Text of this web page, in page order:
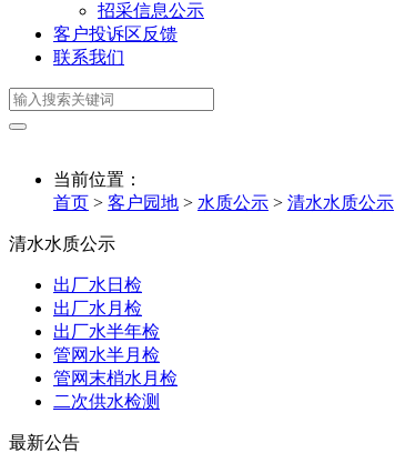
招采信息公示
客户投诉区反馈
联系我们
当前位置：
首页 > 客户园地 > 水质公示 > 清水水质公示
清水水质公示
出厂水日检
出厂水月检
出厂水半年检
管网水半月检
管网末梢水月检
二次供水检测
最新公告